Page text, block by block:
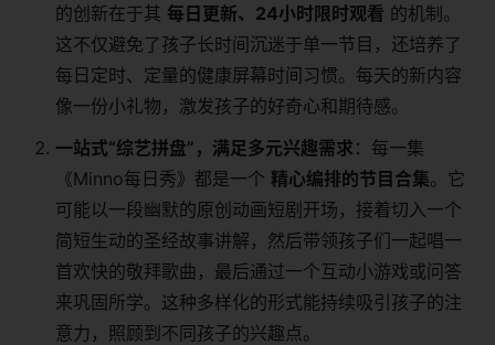
的创新在于其 每日更新、24小时限时观看 ​ 的机制。
这不仅避免了孩子长时间沉迷于单一节目，还培养了
每日定时、定量的健康屏幕时间习惯。每天的新内容
像一份小礼物，激发孩子的好奇心和期待感。
一站式“综艺拼盘”，满足多元兴趣需求 ：每一集
《Minno每日秀》都是一个 精心编排的节目合集。它
可能以一段幽默的原创动画短剧开场，接着切入一个
简短生动的圣经故事讲解，然后带领孩子们一起唱一
首欢快的敬拜歌曲，最后通过一个互动小游戏或问答
来巩固所学。这种多样化的形式能持续吸引孩子的注
意力，照顾到不同孩子的兴趣点。